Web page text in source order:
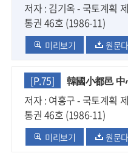
저자 : 김기옥 - 국토계획
통권 46호 (1986-11)
미리보기 원문
[P.75]
韓國小都邑
저자 : 여홍구 - 국토계획
통권 46호 (1986-11)
미리보기 원문